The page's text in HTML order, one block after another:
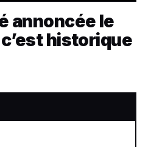
annoncée le
historique